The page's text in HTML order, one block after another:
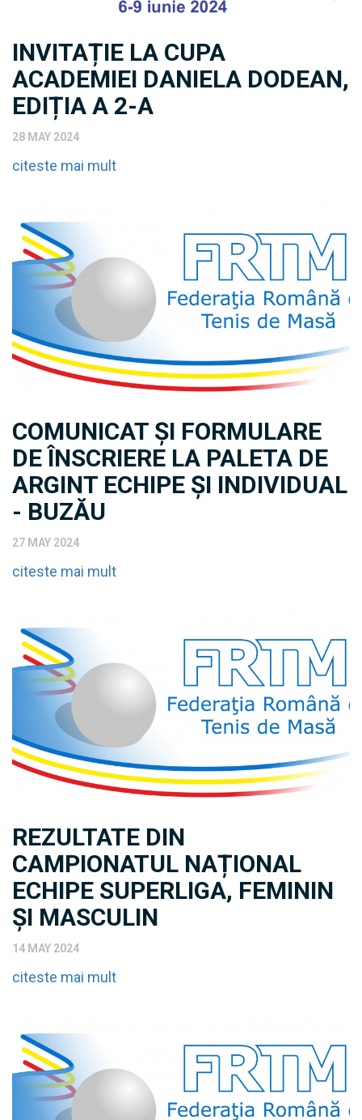
INVITAȚIE LA CUPA
ACADEMIEI DANIELA DODEAN,
EDIȚIA A 2-A
28 MAY 2024
citeste mai mult
COMUNICAT ȘI FORMULARE
DE ÎNSCRIERE LA PALETA DE
ARGINT ECHIPE ȘI INDIVIDUAL
- BUZĂU
27 MAY 2024
citeste mai mult
REZULTATE DIN
CAMPIONATUL NAȚIONAL
ECHIPE SUPERLIGA, FEMININ
ȘI MASCULIN
14 MAY 2024
citeste mai mult